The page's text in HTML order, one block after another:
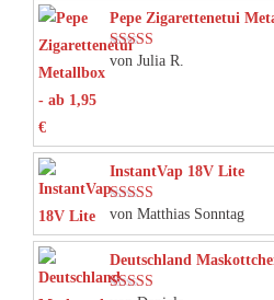
Pepe Zigarettenetui
Bewertet mit
von Julia R.
InstantVap 18V Lite
Bewertet mit
von Matthias Sonntag
Deutschland